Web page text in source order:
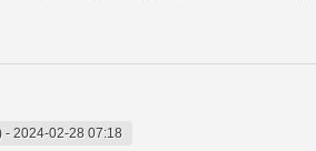
- 2024-02-28 07:18